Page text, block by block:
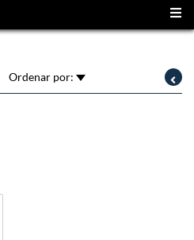
Ordenar por: